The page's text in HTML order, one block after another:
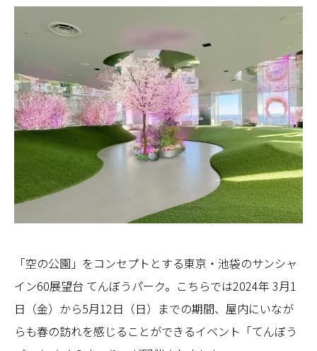
「空の公園」をコンセプトとする東京・池袋のサンシャ
イン60展望台 てんぼうパーク。こちらでは2024年 3月1
日（金）から5月12日（日）までの期間、屋内にいなが
らも春の訪れを感じることができるイベント「てんぼう